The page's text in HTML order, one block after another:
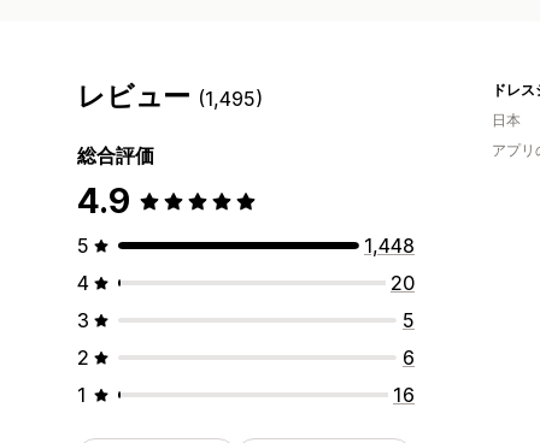
レビュー (1,495)
総合評価
4.9
5
1,448
4
20
3
5
2
6
1
16
日本
アプリ